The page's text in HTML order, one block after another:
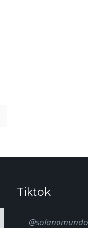
Tiktok
@solanomundo